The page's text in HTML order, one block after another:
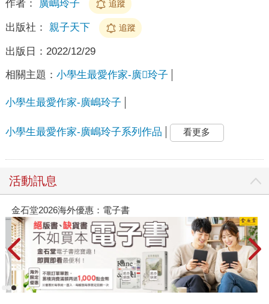
作者： 廣嶋玲子 追蹤
出版社： 親子天下 追蹤
出版日： 2022/12/29
相關主題： 小學生最愛作家-廣玲子
小學生最愛作家-廣嶋玲子
小學生最愛作家-廣嶋玲子系列作品 看更多
活動訊息
金石堂2026海外優惠：電子書